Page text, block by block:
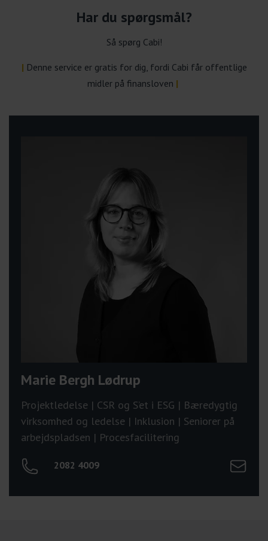
Har du spørgsmål?
Så spørg Cabi!
| Denne service er gratis for dig, fordi Cabi får offentlige
midler på finansloven |
Marie Bergh Lødrup
Projektledelse | CSR og S’et i ESG | Bæredygtig
virksomhed og ledelse | Inklusion | Seniorer på
arbejdspladsen | Procesfacilitering
2082 4009 Send